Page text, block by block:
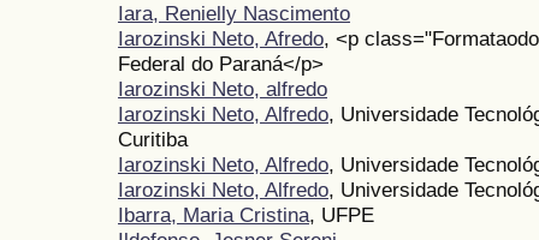
Iara, Renielly Nascimento
Iarozinski Neto, Afredo, <p
Federal do Paraná</p>
Iarozinski Neto, alfredo
Iarozinski Neto, Alfredo, Universidade
Curitiba
Iarozinski Neto, Alfredo, Universidade
Iarozinski Neto, Alfredo, Universidade
Ibarra, Maria Cristina, UFPE